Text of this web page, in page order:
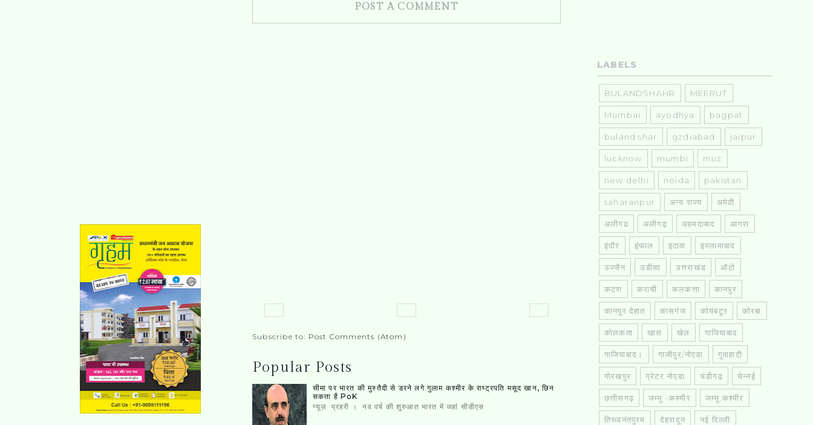
POST A COMMENT
Subscribe to: Post Comments (Atom)
Popular Posts
सीमा पर भारत की मुस्‍तैदी से डरने लगे गुलाम कश्‍मीर के राष्‍ट्रपति मसूद खान, छिन
सकता है PoK
न्यूज़ प्रहरी । नव वर्ष की शुरुआत भारत में जहां सीडीएस
LABELS
BULANDSHAHR MEERUT
Mumbai ayodhya bagpat
buland shar gzdiabad jaipur
lucknow mumbi muz
new delhi noida pakistan
saharanpur अन्य राज्य अमेठी
अलीगढ अलीगढ़ अहमदाबाद आगरा
इंदौर इंफाल इटावा इस्लामाबाद
उज्जैन उडीसा उत्तराखंड ऑटो
कटरा कराची कलकत्ता कानपुर
कानपुर देहात कासगंज कोयंबटूर कोरबा
कोलकता खास खेल गाजियाबाद
गाजियाबाद। गाजीपुर/नोएडा गुवाहाटी
गोरखपुर ग्रेटर नोएडा चंडीगढ़ चेन्नई
छत्तीसगढ़ जम्मू -कश्मीर जम्मू.कश्मीर
तिरूवनंतपुरम देहरादून नई दिल्ली